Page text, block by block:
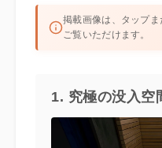
掲載画像は、タップ
ご覧いただけます。
1. 究極の没入空